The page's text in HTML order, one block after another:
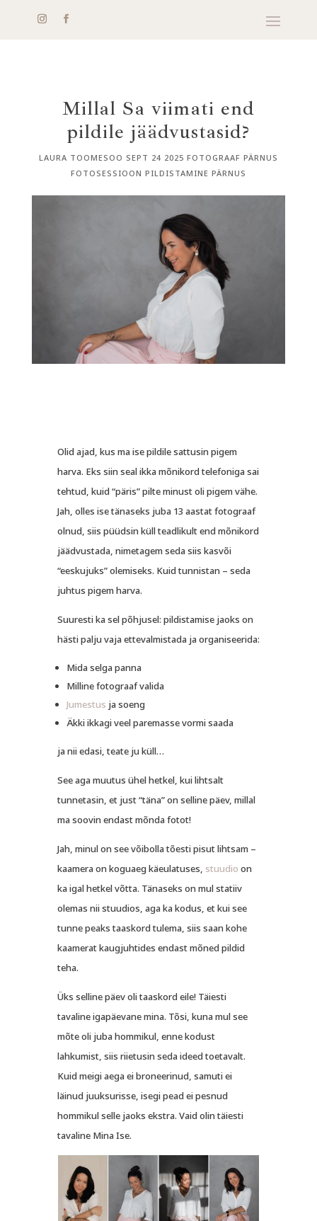
Millal Sa viimati end
pildile jäädvustasid?
LAURA TOOMESOO SEPT 24 2025 FOTOGRAAF PÄRNUS
FOTOSESSIOON PILDISTAMINE PÄRNUS
Olid ajad, kus ma ise pildile sattusin pigem
harva. Eks siin seal ikka mõnikord telefoniga sai
tehtud, kuid “päris” pilte minust oli pigem vähe.
Jah, olles ise tänaseks juba 13 aastat fotograaf
olnud, siis püüdsin küll teadlikult end mõnikord
jäädvustada, nimetagem seda siis kasvõi
“eeskujuks” olemiseks. Kuid tunnistan – seda
juhtus pigem harva.
Suuresti ka sel põhjusel: pildistamise jaoks on
hästi palju vaja ettevalmistada ja organiseerida:
Mida selga panna
Milline fotograaf valida
Jumestus ja soeng
Äkki ikkagi veel paremasse vormi saada
ja nii edasi, teate ju küll…
See aga muutus ühel hetkel, kui lihtsalt
tunnetasin, et just “täna” on selline päev, millal
ma soovin endast mõnda fotot!
Jah, minul on see võibolla tõesti pisut lihtsam –
kaamera on koguaeg käeulatuses, stuudio on
ka igal hetkel võtta. Tänaseks on mul statiiv
olemas nii stuudios, aga ka kodus, et kui see
tunne peaks taaskord tulema, siis saan kohe
kaamerat kaugjuhtides endast mõned pildid
teha.
Üks selline päev oli taaskord eile! Täiesti
tavaline igapäevane mina. Tõsi, kuna mul see
mõte oli juba hommikul, enne kodust
lahkumist, siis riietusin seda ideed toetavalt.
Kuid meigi aega ei broneerinud, samuti ei
läinud juuksurisse, isegi pead ei pesnud
hommikul selle jaoks ekstra. Vaid olin täiesti
tavaline Mina Ise.